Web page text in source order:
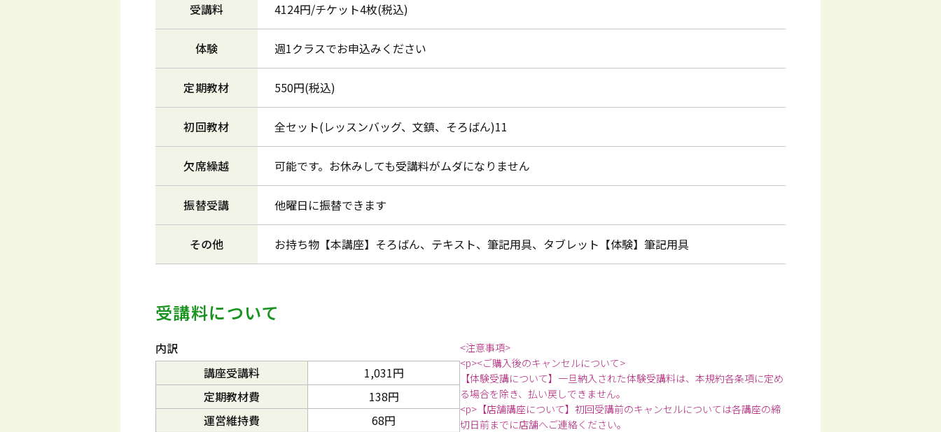
受講料 4124円/チケット4枚(税込)
体験 週1クラスでお申込みください
定期教材 550円(税込)
初回教材 全セット(レッスンバッグ、文鎮、そろばん)11
欠席繰越 可能です。お休みしても受講料がムダになりません
振替受講 他曜日に振替できます
その他 お持ち物【本講座】そろばん、テキスト、筆記用具、タブレット【体験】筆記用具
受講料について
内訳
講座受講料
1,031円
定期教材費
138円
運営維持費
68円
<注意事項>
<p><ご購入後のキャンセルについて>
【体験受講について】一旦納入された体験受講料は、本規約各条項に定め
る場合を除き、払い戻しできません。
<p>【店舗講座について】初回受講前のキャンセルについては各講座の締
切日前までに店舗へご連絡ください。